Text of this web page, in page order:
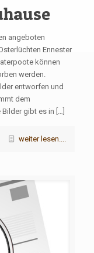
angeboten
Ennester
können
werden.
entworfen und
dem
gibt es in […]
weiter lesen....